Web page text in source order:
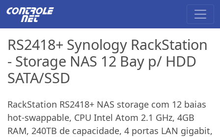
RS2418+ Synology RackStation
- Storage NAS 12 Bay p/ HDD
SATA/SSD
RackStation RS2418+ NAS storage com 12 baias
hot-swappable, CPU Intel Atom 2.1 GHz, 4GB
RAM, 240TB de capacidade, 4 portas LAN gigabit,